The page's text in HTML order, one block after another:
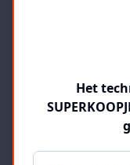
Het